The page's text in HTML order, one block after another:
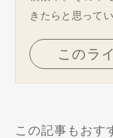
きたらと思ってい
このラ
この記事もおす